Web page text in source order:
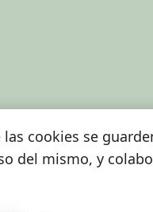
cookies se
del mismo, y